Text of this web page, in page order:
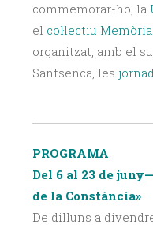
commemorar-ho, la
el col·lectiu
organitzat, amb el
Santsenca, les
PROGRAMA
Del 6 al 23 de
de la Constància»
De dilluns a